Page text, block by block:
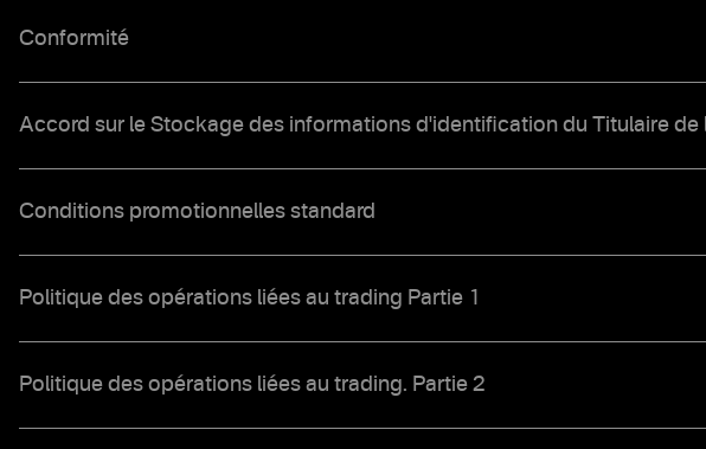
Conformité
Accord sur le Stockage des informations d'identification du Titulaire de
Conditions promotionnelles standard
Politique des opérations liées au trading Partie 1
Politique des opérations liées au trading. Partie 2